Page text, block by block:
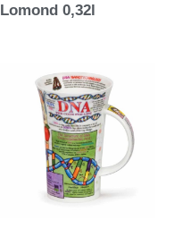
Lomond 0,32l